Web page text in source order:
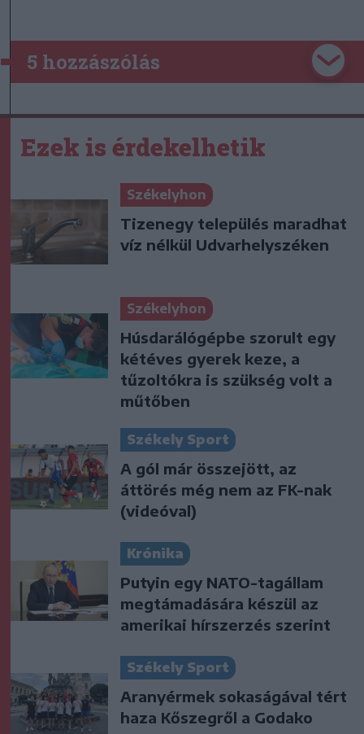
5 hozzászólás
Ezek is érdekelhetik
Székelyhon
Tizenegy település maradhat
víz nélkül Udvarhelyszéken
Székelyhon
Húsdarálógépbe szorult egy
kétéves gyerek keze, a
tűzoltókra is szükség volt a
műtőben
Székely Sport
A gól már összejött, az
áttörés még nem az FK-nak
(videóval)
Krónika
Putyin egy NATO-tagállam
megtámadására készül az
amerikai hírszerzés szerint
Székely Sport
Aranyérmek sokaságával tért
haza Kőszegről a Godako